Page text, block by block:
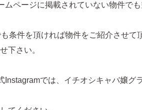
ムページに掲載されていない物件で
条件を頂ければ物件をご紹介させて
下さい。
Instagramでは、イチオシキャバ嬢グ